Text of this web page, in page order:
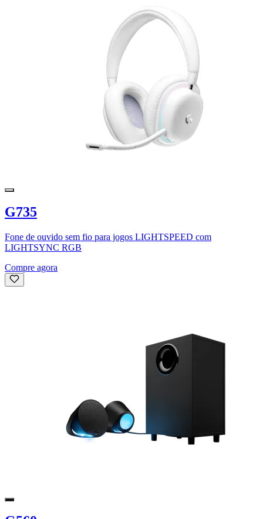
G735
Fone de ouvido sem fio para jogos LIGHTSPEED com
LIGHTSYNC RGB
Compre agora